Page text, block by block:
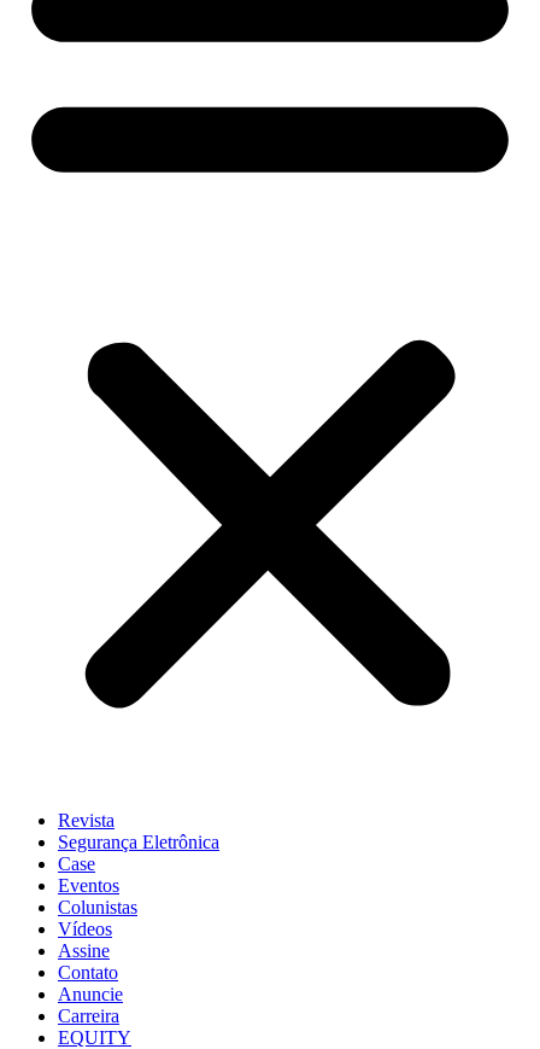
Revista
Segurança Eletrônica
Case
Eventos
Colunistas
Vídeos
Assine
Contato
Anuncie
Carreira
EQUITY